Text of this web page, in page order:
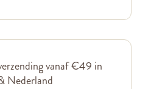
vanaf €49 in
Nederland